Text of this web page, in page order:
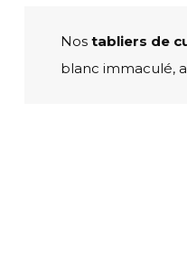
Nos tabliers de
blanc immaculé,